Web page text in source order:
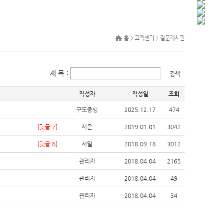
홈 > 고객센터 > 질문게시판
제 목 : 검색
작성자 작성일 조회
구도중생 2025.12.17 474
[댓글:7] 서은 2019.01.01 3042
[댓글:6] 서일 2018.09.18 3012
관리자 2018.04.04 2165
관리자 2018.04.04 49
관리자 2018.04.04 34